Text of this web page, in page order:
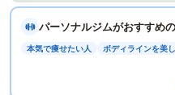
パーソナルジムがおすすめ
本気で痩せたい人 ボディラインを美